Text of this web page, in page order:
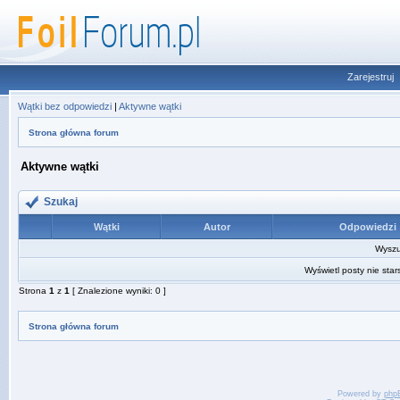
Zarejestruj
Wątki bez odpowiedzi | Aktywne wątki
Strona główna forum
Aktywne wątki
Szukaj
Wątki Autor Odpowiedzi
Wyświetl posty nie
Strona 1 z 1 [ Znalezione wyniki: 0 ]
Strona główna forum
Powered by